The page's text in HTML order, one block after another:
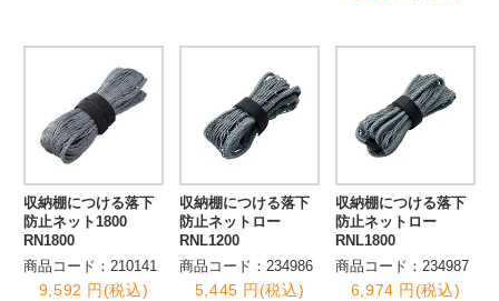
収納棚につける落下
防止ネット1800
RN1800
商品コード：210141
9,592 円(税込)
収納棚につける落下
防止ネットロー
RNL1200
商品コード：234986
5,445 円(税込)
収納棚につける落下
防止ネットロー
RNL1800
商品コード：234987
6,974 円(税込)